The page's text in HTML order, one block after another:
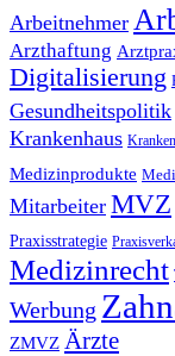
Arbeitnehmer
Arzthaftung
Digitalisierung
Gesundheitspolitik
Krankenhaus
Medizinprodukte
Mitarbeiter MVZ
Praxisstrategie
Medizinrecht
Werbung
ZMVZ Ärzte